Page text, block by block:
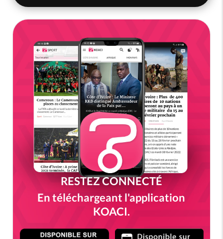
RESTEZ CONNECTÉ
En téléchargeant l'application
KOACI.